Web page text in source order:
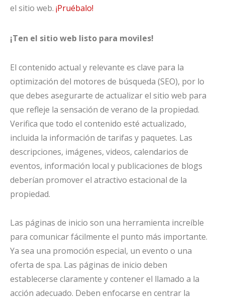
el sitio web. ¡Pruébalo!
¡Ten el sitio web listo para moviles!
El contenido actual y relevante es clave para la
optimización del motores de búsqueda (SEO), por lo
que debes asegurarte de actualizar el sitio web para
que refleje la sensación de verano de la propiedad.
Verifica que todo el contenido esté actualizado,
incluida la información de tarifas y paquetes. Las
descripciones, imágenes, videos, calendarios de
eventos, información local y publicaciones de blogs
deberían promover el atractivo estacional de la
propiedad.
Las páginas de inicio son una herramienta increíble
para comunicar fácilmente el punto más importante.
Ya sea una promoción especial, un evento o una
oferta de spa. Las páginas de inicio deben
establecerse claramente y contener el llamado a la
acción adecuado. Deben enfocarse en centrar la